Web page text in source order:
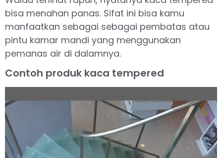
bisa menahan panas. Sifat ini bisa kamu
manfaatkan sebagai sebagai pembatas atau
pintu kamar mandi yang menggunakan
pemanas air di dalamnya.
Contoh produk kaca tempered